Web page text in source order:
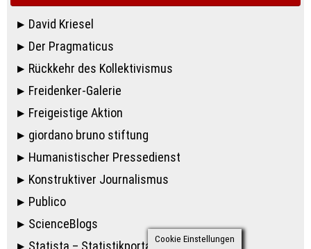
David Kriesel
Der Pragmaticus
Rückkehr des Kollektivismus
Freidenker-Galerie
Freigeistige Aktion
giordano bruno stiftung
Humanistischer Pressedienst
Konstruktiver Journalismus
Publico
ScienceBlogs
Statista – Statistikportal
Cookie Einstellungen